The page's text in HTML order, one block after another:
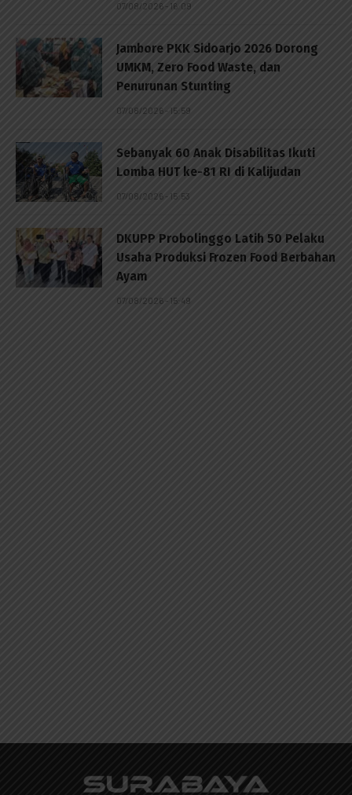
07/08/2026 - 16:09
Jambore PKK Sidoarjo 2026 Dorong
UMKM, Zero Food Waste, dan
Penurunan Stunting
07/08/2026 - 15:59
Sebanyak 60 Anak Disabilitas Ikuti
Lomba HUT ke-81 RI di Kalijudan
07/08/2026 - 15:53
DKUPP Probolinggo Latih 50 Pelaku
Usaha Produksi Frozen Food Berbahan
Ayam
07/08/2026 - 15:49